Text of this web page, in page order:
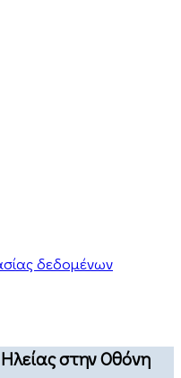
δεδομένων
στην Οθόνη